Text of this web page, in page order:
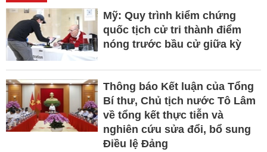
Mỹ: Quy trình kiểm chứng
quốc tịch cử tri thành điểm
nóng trước bầu cử giữa kỳ
Thông báo Kết luận của Tổng
Bí thư, Chủ tịch nước Tô Lâm
về tổng kết thực tiễn và
nghiên cứu sửa đổi, bổ sung
Điều lệ Đảng